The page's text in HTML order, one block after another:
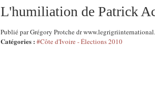
L'humiliation de Patrick
Publié par Grégory Protche dr
Catégories : #Côte d'Ivoire - Élections 2010